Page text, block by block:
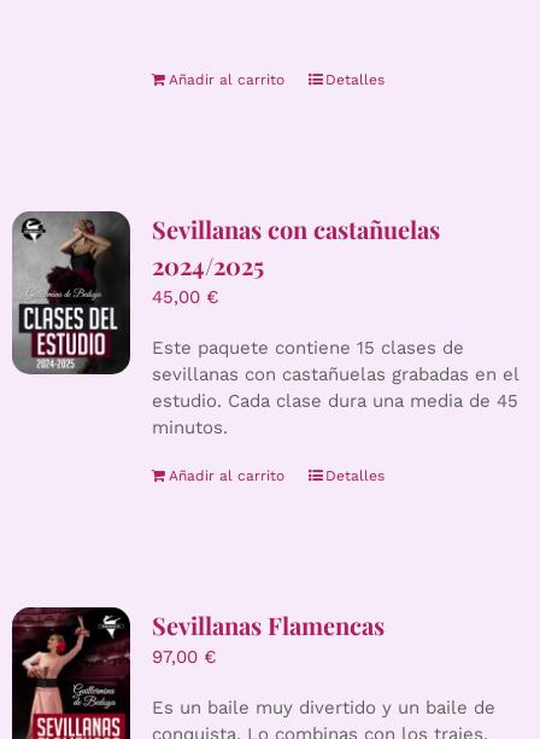
Añadir al carrito Detalles
Sevillanas con castañuelas
2024/2025
45,00 €
Este paquete contiene 15 clases de
sevillanas con castañuelas grabadas en el
estudio. Cada clase dura una media de 45
minutos.
Añadir al carrito Detalles
Sevillanas Flamencas
97,00 €
Es un baile muy divertido y un baile de
conquista. Lo combinas con los trajes,